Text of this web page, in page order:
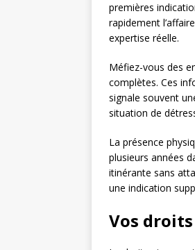
premières
rapidement
expertise réelle.
Méfiez-vous des
complètes. Ces
signale souvent
situation de
La présence
plusieurs années
itinérante sans
une indication
Vos